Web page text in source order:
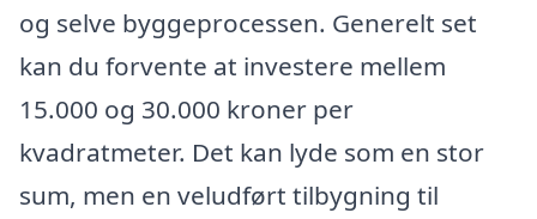
og selve byggeprocessen. Generelt set
kan du forvente at investere mellem
15.000 og 30.000 kroner per
kvadratmeter. Det kan lyde som en stor
sum, men en veludført tilbygning til